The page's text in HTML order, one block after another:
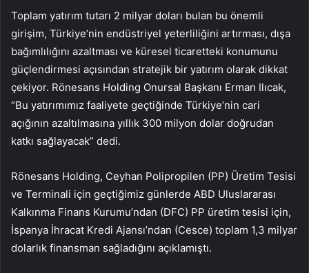
Toplam yatırım tutarı 2 milyar doları bulan bu önemli
girişim, Türkiye’nin endüstriyel yeterliliğini artırması, dışa
bağımlılığını azaltması ve küresel ticaretteki konumunu
güçlendirmesi açısından stratejik bir yatırım olarak dikkat
çekiyor. Rönesans Holding Onursal Başkanı Erman Ilıcak,
“Bu yatırımımız faaliyete geçtiğinde Türkiye’nin cari
açığının azaltılmasına yıllık 300 milyon dolar doğrudan
katkı sağlayacak” dedi.
Rönesans Holding, Ceyhan Polipropilen (PP) Üretim Tesisi
ve Terminali için geçtiğimiz günlerde ABD Uluslararası
Kalkınma Finans Kurumu’ndan (DFC) PP üretim tesisi için,
İspanya İhracat Kredi Ajansı’ndan (Cesce) toplam 1,3 milyar
dolarlık finansman sağladığını açıklamıştı.